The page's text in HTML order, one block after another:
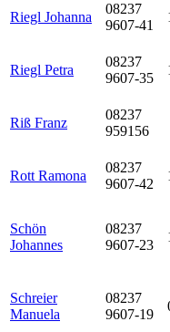
Riegl Johanna
08237
9607-41
Riegl Petra
08237
9607-35
Riß Franz
08237
959156
Rott Ramona
08237
9607-42
Schön
Johannes
08237
9607-23
Schreier
Manuela
08237
9607-19